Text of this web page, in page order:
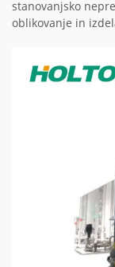
stanovanjsko
oblikovanje in